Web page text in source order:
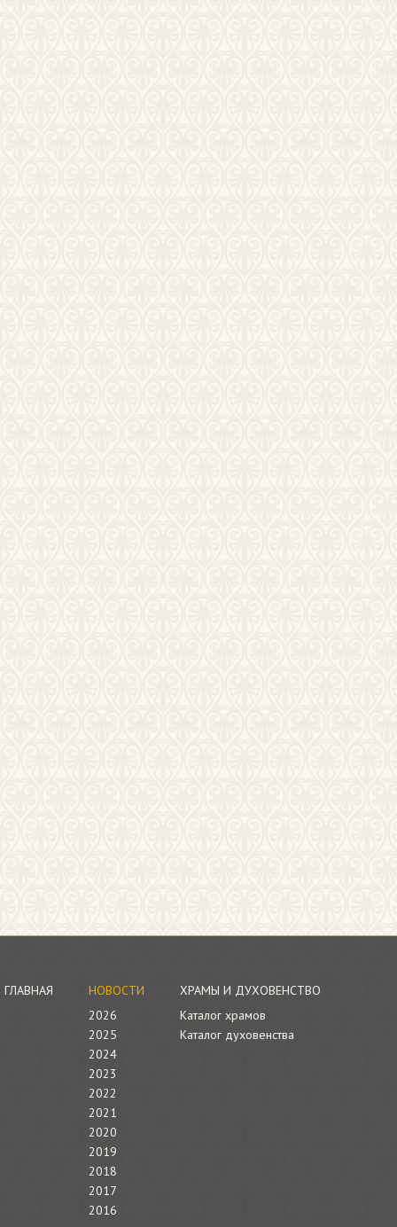
ГЛАВНАЯ
НОВОСТИ
2026
2025
2024
2023
2022
2021
2020
2019
2018
2017
2016
ХРАМЫ И ДУХОВЕНСТВО
Каталог храмов
Каталог духовенства